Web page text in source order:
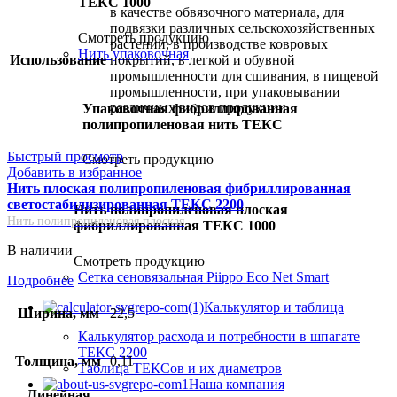
Смотреть продукцию
Нить упаковочная
Упаковочная фибриллированная
полипропиленовая нить ТЕКС
Смотреть продукцию
Нить полипропиленовая плоская
фибриллированная ТЕКС 1000
Смотреть продукцию
Сетка сеновязальная Piippo Eco Net Smart
Калькулятор и таблица
Калькулятор расхода и потребности в шпагате
ТЕКС 2200
Таблица ТЕКСов и их диаметров
Наша компания
Использование
в качестве обвязочного материала, для
подвязки различных сельскохозяйственных
растений, в производстве ковровых
покрытий, в легкой и обувной
промышленности для сшивания, в пищевой
промышленности, при упаковывании
различных видов продукции
Быстрый просмотр
Добавить в избранное
Нить плоская полипропиленовая фибриллированная
светостабилизированная ТЕКС 2200
Нить полипропиленовая плоская
В наличии
Подробнее
Ширина, мм 22,5
Толщина, мм 0,11